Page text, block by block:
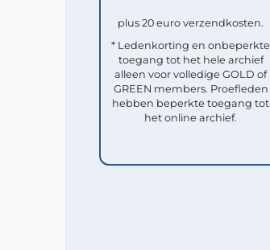
plus 20 euro verzendkosten.
* Ledenkorting en onbeperkte
toegang tot het hele archief
alleen voor volledige GOLD of
GREEN members. Proefleden
hebben beperkte toegang tot
het online archief.